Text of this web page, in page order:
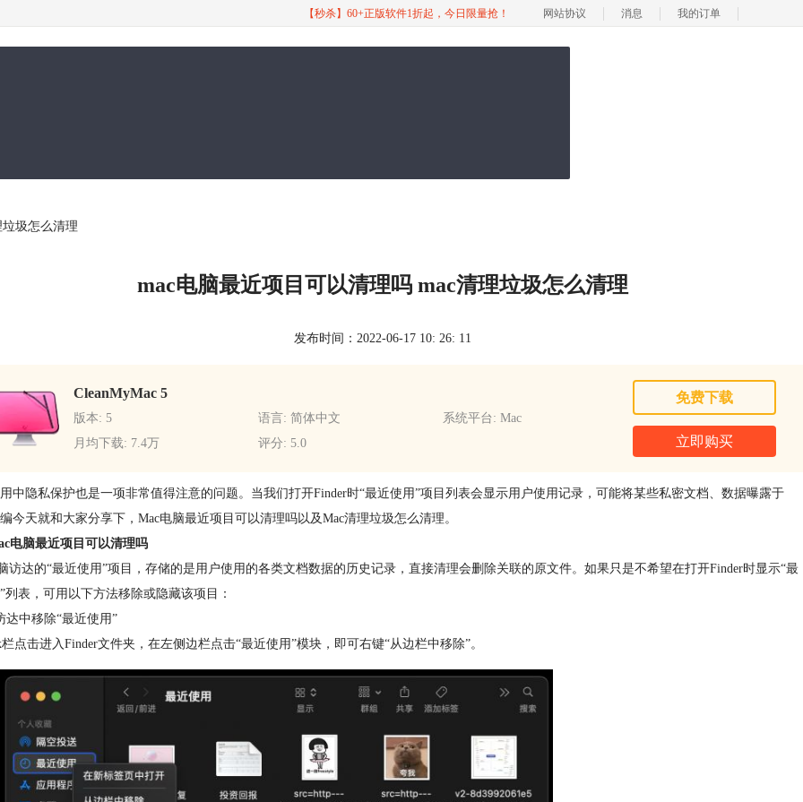
【秒杀】60+正版软件1折起，今日限量抢！ 网站协议 消息 我的订单
圾怎么清理
mac电脑最近项目可以清理吗 mac清理垃圾怎么清理
发布时间：2022-06-17 10: 26: 11
CleanMyMac 5
版本: 5 语言: 简体中文
系统平台: Mac
月均下载: 7.4万
评分: 5.0
免费下载
立即购买
中隐私保护也是一项非常值得注意的问题。当我们打开Finder时“最近使用”项目列表会显示用户使用记录，可能将某些私密文档、数据曝露于
今天就和大家分享下，Mac电脑最近项目可以清理吗以及Mac清理垃圾怎么清理。
电脑最近项目可以清理吗
访达的“最近使用”项目，存储的是用户使用的各类文档数据的历史记录，直接清理会删除关联的原文件。如果只是不希望在打开Finder时显示“最
列表，可用以下方法移除或隐藏该项目：
达中移除“最近使用”
点击进入Finder文件夹，在左侧边栏点击“最近使用”模块，即可右键“从边栏中移除”。